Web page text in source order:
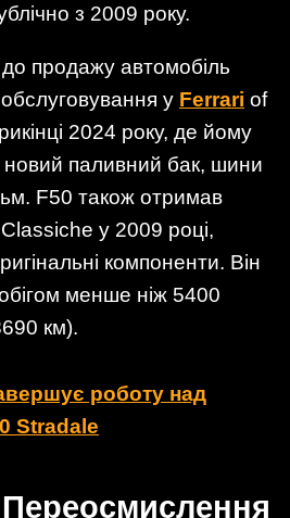
з 2009 року.
до продажу автомобіль
у Ferrari of
2024 року, де йому
паливний бак, шини
F50 також отримав
у 2009 році,
компоненти. Він
менше ніж 5400
км).
роботу над
Stradale
Переосмислення